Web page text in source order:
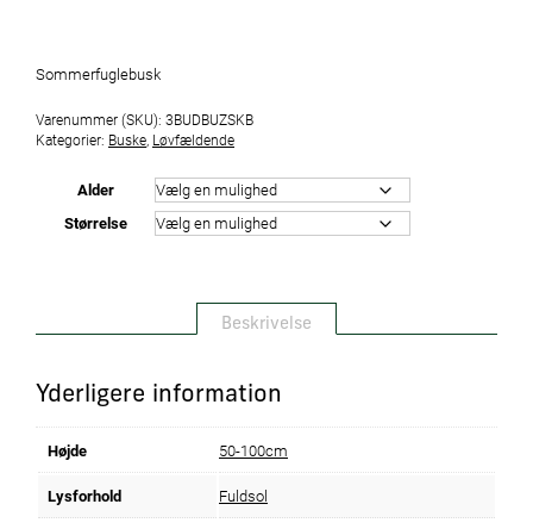
Sommerfuglebusk
Varenummer (SKU): 3BUDBUZSKB
Kategorier: Buske Løvfældende
Alder
Størrelse
Beskrivelse
Yderligere information
Højde 50-100cm
Lysforhold Fuldsol